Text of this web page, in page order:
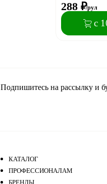
288 ₽/рул
с
Подпишитесь на рассылку и
КАТАЛОГ
ПРОФЕССИОНАЛАМ
БРЕНДЫ